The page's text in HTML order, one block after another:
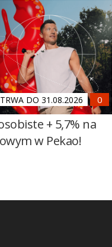
TRWA DO 31.08.2026
+ 5,7% na
w Pekao!